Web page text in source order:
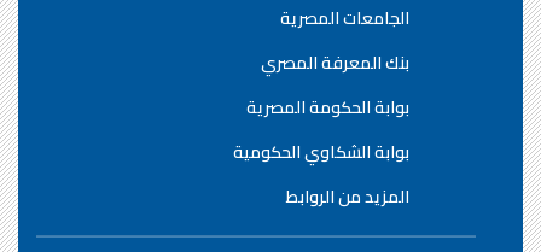
الجامعات المصرية
بنك المعرفة المصري
بوابة الحكومة المصرية
بوابة الشكاوي الحكومية
المزيد من الروابط